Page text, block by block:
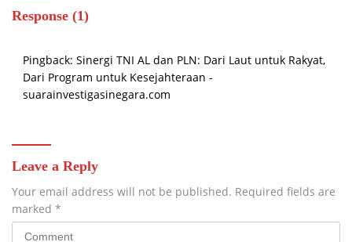
Response (1)
Pingback: Sinergi TNI AL dan PLN: Dari Laut untuk Rakyat,
Dari Program untuk Kesejahteraan -
suarainvestigasinegara.com
Leave a Reply
Your email address will not be published. Required fields are
marked *